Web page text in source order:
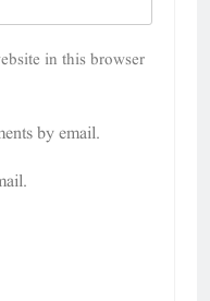
in this browser
by email.